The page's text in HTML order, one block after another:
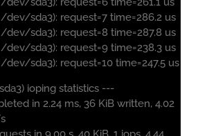
/dev/sda3): request=7 time=286.2 us
/dev/sda3): request=8 time=287.8 us
/dev/sda3): request=9 time=238.3 us
/dev/sda3): request=10 time=247.5 us
ioping statistics ---
in 2.24 ms, 36 KiB written, 4.02